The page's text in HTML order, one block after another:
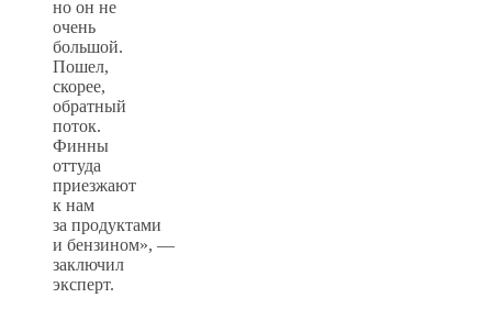
но он не
очень
большой.
Пошел,
скорее,
обратный
поток.
Финны
оттуда
приезжают
к нам
за продуктами
и бензином», —
заключил
эксперт.